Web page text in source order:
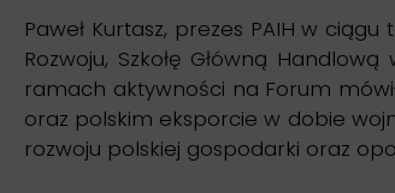
Paweł Kurtasz, prezes PAIH w
Rozwoju, Szkołę Główną
ramach aktywności na Forum
oraz polskim eksporcie w dobie
rozwoju polskiej gospodarki oraz